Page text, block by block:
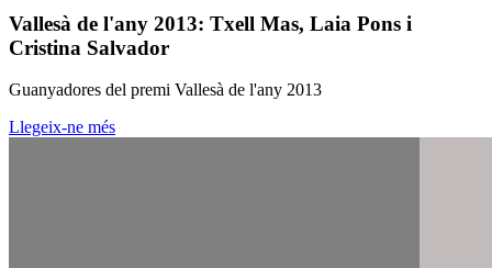
Vallesà de l'any 2013: Txell Mas, Laia Pons i
Cristina Salvador
Guanyadores del premi Vallesà de l'any 2013
Llegeix-ne més